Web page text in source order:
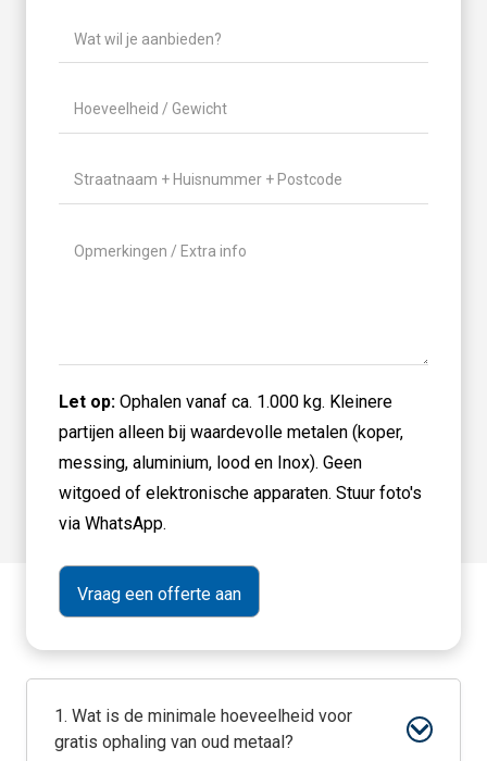
Wat
wil
aanbieden?
Hoeveelheid
/
Locatie(Vereist)
Geen
Let op: Ophalen vanaf ca. 1.000 kg. Kleinere
partijen alleen bij waardevolle metalen (koper,
messing, aluminium, lood en Inox). Geen
witgoed of elektronische apparaten. Stuur foto's
via WhatsApp.
1. Wat is de minimale hoeveelheid voor
gratis ophaling van oud metaal?